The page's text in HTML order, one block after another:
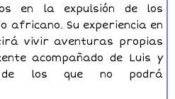
en la expulsión de los
africano. Su experiencia en
vivir aventuras propias
acompañado de Luis y
de los que no podrá